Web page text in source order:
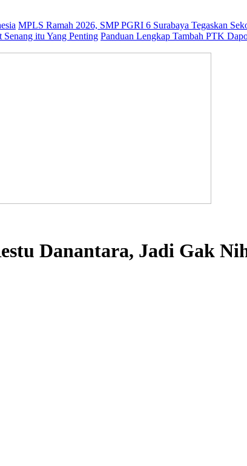
MPLS Ramah 2026, SMP PGRI 6 Surabaya Tegaskan
itu Yang Penting Panduan Lengkap Tambah PTK
Danantara, Jadi Gak